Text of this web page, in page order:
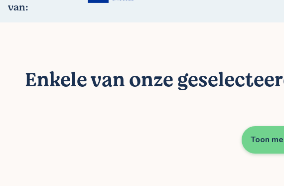
van:
Enkele van onze
Toon